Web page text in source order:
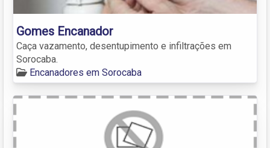
Gomes Encanador
Caça vazamento, desentupimento e infiltrações em
Sorocaba.
Encanadores em Sorocaba